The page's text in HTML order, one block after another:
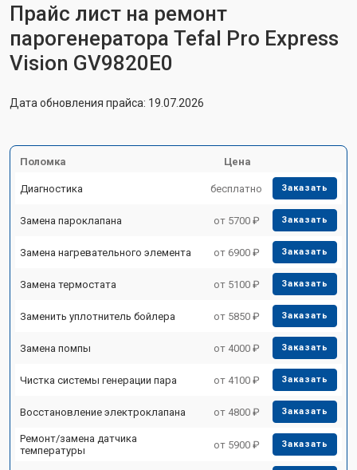
Прайс лист на ремонт
парогенератора Tefal Pro Express
Vision GV9820E0
Дата обновления прайса: 19.07.2026
Поломка Цена
Диагностика бесплатно Заказать
Замена пароклапана от 5700 ₽ Заказать
Замена нагревательного элемента от 6900 ₽ Заказать
Замена термостата от 5100 ₽ Заказать
Заменить уплотнитель бойлера от 5850 ₽ Заказать
Замена помпы от 4000 ₽ Заказать
Чистка системы генерации пара от 4100 ₽ Заказать
Восстановление электроклапана от 4800 ₽ Заказать
Ремонт/замена датчика
температуры
от 5900 ₽ Заказать